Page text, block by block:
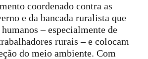
coordenado contra as
e da bancada ruralista que
– especialmente de
rurais – e colocam
do meio ambiente. Com